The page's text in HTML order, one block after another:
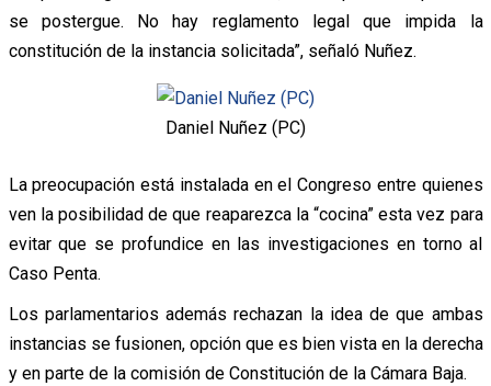
se postergue. No hay reglamento legal que impida la
constitución de la instancia solicitada”, señaló Nuñez.
Daniel Nuñez (PC)
La preocupación está instalada en el Congreso entre quienes
ven la posibilidad de que reaparezca la “cocina” esta vez para
evitar que se profundice en las investigaciones en torno al
Caso Penta.
Los parlamentarios además rechazan la idea de que ambas
instancias se fusionen, opción que es bien vista en la derecha
y en parte de la comisión de Constitución de la Cámara Baja.